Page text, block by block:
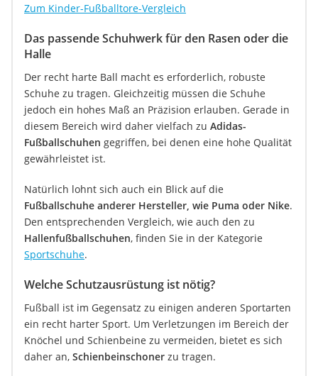
Zum Kinder-Fußballtore-Vergleich
Das passende Schuhwerk für den Rasen oder die
Halle
Der recht harte Ball macht es erforderlich, robuste
Schuhe zu tragen. Gleichzeitig müssen die Schuhe
jedoch ein hohes Maß an Präzision erlauben. Gerade in
diesem Bereich wird daher vielfach zu Adidas-
Fußballschuhen gegriffen, bei denen eine hohe Qualität
gewährleistet ist.
Natürlich lohnt sich auch ein Blick auf die
Fußballschuhe anderer Hersteller, wie Puma oder Nike.
Den entsprechenden Vergleich, wie auch den zu
Hallenfußballschuhen, finden Sie in der Kategorie
Sportschuhe.
Welche Schutzausrüstung ist nötig?
Fußball ist im Gegensatz zu einigen anderen Sportarten
ein recht harter Sport. Um Verletzungen im Bereich der
Knöchel und Schienbeine zu vermeiden, bietet es sich
daher an, Schienbeinschoner zu tragen.